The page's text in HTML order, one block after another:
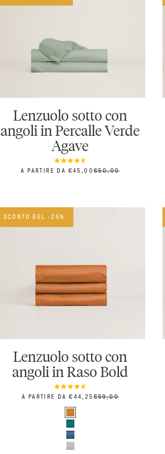
Lenzuolo sotto con
angoli in Percalle Verde
Agave
PREZZO SCONTATO
A PARTIRE DA €45,00PREZZO
€50,00
SCONTO DEL -25%
Lenzuolo sotto con
angoli in Raso Bold
PREZZO SCONTATO
A PARTIRE DA €44,25PREZZO
€59,00
Bronzo
Ottanio
Blu Cobalto
Grigio perla